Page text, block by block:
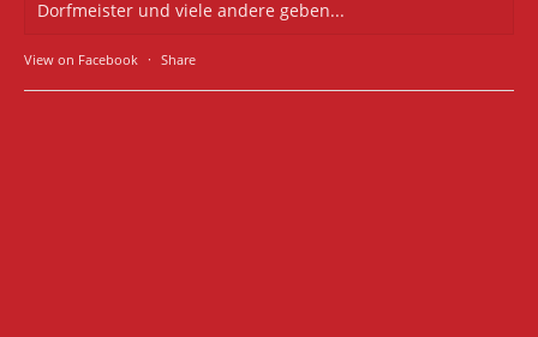
Dorfmeister und viele andere geben...
View on Facebook · Share